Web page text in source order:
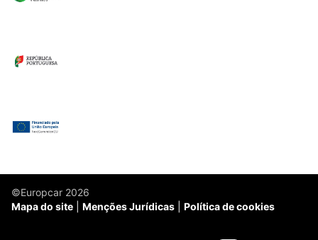
©Europcar 2026
Mapa do site
Menções Jurídicas Política de cookies